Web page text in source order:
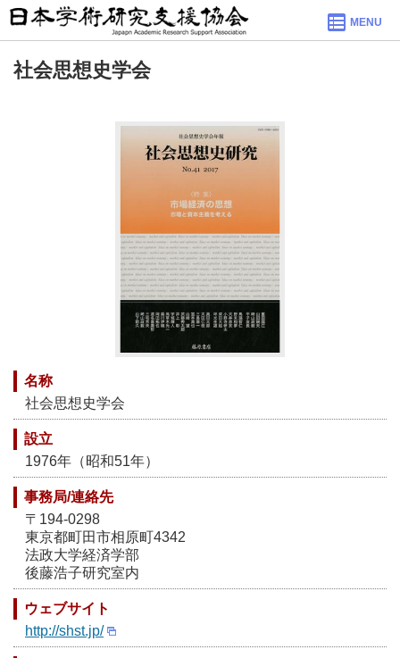
MENU
社会思想史学会
名称
社会思想史学会
設立
1976年（昭和51年）
事務局/連絡先
〒194-0298
東京都町田市相原町4342
法政大学経済学部
後藤浩子研究室内
ウェブサイト
http://shst.jp/